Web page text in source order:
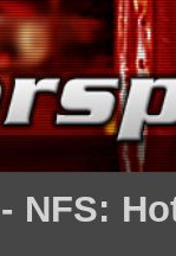
NFS: